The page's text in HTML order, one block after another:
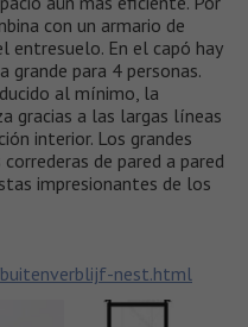
con un armario de
entresuelo. En el capó hay
grande para 4 personas.
al mínimo, la
gracias a las largas líneas
interior. Los grandes
de pared a pared
impresionantes de los
nest.html